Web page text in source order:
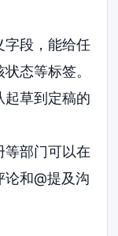
字段，能给任
态等标签。
起草到定稿的
等部门可以在
和@提及沟